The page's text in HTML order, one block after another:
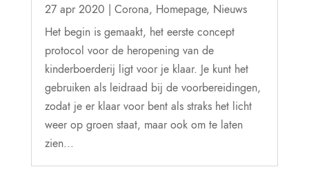
27 apr 2020 | Corona, Homepage, Nieuws
Het begin is gemaakt, het eerste concept
protocol voor de heropening van de
kinderboerderij ligt voor je klaar. Je kunt het
gebruiken als leidraad bij de voorbereidingen,
zodat je er klaar voor bent als straks het licht
weer op groen staat, maar ook om te laten
zien...